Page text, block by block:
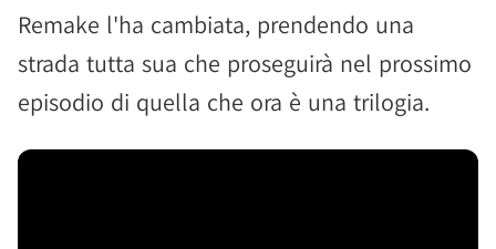
Remake l'ha cambiata, prendendo una
strada tutta sua che proseguirà nel prossimo
episodio di quella che ora è una trilogia.